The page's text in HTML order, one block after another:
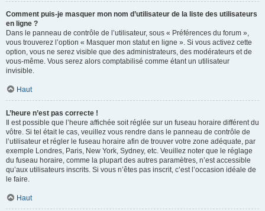
Comment puis-je masquer mon nom d’utilisateur de la liste des utilisateurs
en ligne ?
Dans le panneau de contrôle de l’utilisateur, sous « Préférences du forum »,
vous trouverez l’option « Masquer mon statut en ligne ». Si vous activez cette
option, vous ne serez visible que des administrateurs, des modérateurs et de
vous-même. Vous serez alors comptabilisé comme étant un utilisateur
invisible.
Haut
L’heure n’est pas correcte !
Il est possible que l’heure affichée soit réglée sur un fuseau horaire différent du
vôtre. Si tel était le cas, veuillez vous rendre dans le panneau de contrôle de
l’utilisateur et régler le fuseau horaire afin de trouver votre zone adéquate, par
exemple Londres, Paris, New York, Sydney, etc. Veuillez noter que le réglage
du fuseau horaire, comme la plupart des autres paramètres, n’est accessible
qu’aux utilisateurs inscrits. Si vous n’êtes pas inscrit, c’est l’occasion idéale de
le faire.
Haut